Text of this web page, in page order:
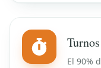
El 90%